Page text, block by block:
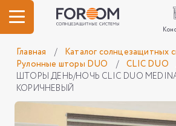
Главная / Каталог солнцезащитных
Рулонные шторы DUO
/ CLIC DUO
ШТОРЫ ДЕНЬ/НОЧЬ CLIC DUO
КОРИЧНЕВЫЙ